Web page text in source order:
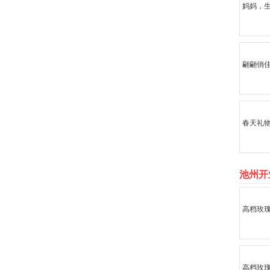
妈妈，
翩翩俏
春天礼
池州
高档玫
高档玫